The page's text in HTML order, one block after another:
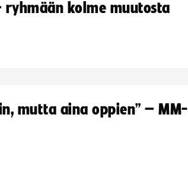
kolme muutosta
mutta aina oppien” – MM-